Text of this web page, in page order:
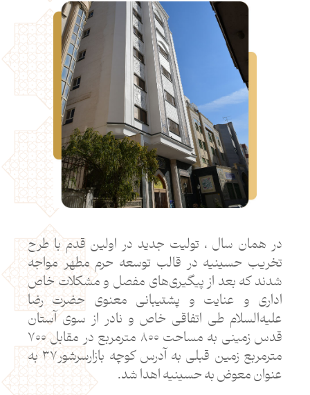
در همان سال ، تولیت جدید در اولین قدم با طرح
تخریب حسینیه در قالب توسعه حرم مطهر مواجه
شدند که بعد از پیگیری‌های مفصل و مشکلات خاص
اداری و عنایت و پشتیبانی معنوی حضرت رضا
علیه‌السلام طی اتفاقی خاص و نادر از سوی آستان
قدس زمینی به مساحت ۸۰۰ مترمربع در مقابل ۷۰۰
مترمربع زمین قبلی به آدرس کوچه بازارسرشور۳۷ به
عنوان معوض به حسینیه اهدا شد.